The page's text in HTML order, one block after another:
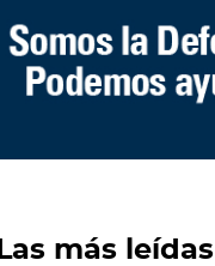
Las más leídas